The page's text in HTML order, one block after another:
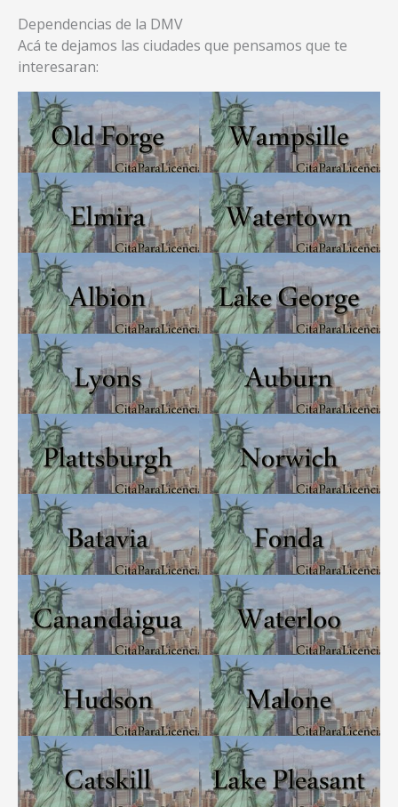
Dependencias de la DMV
Acá te dejamos las ciudades que pensamos que te
interesaran: